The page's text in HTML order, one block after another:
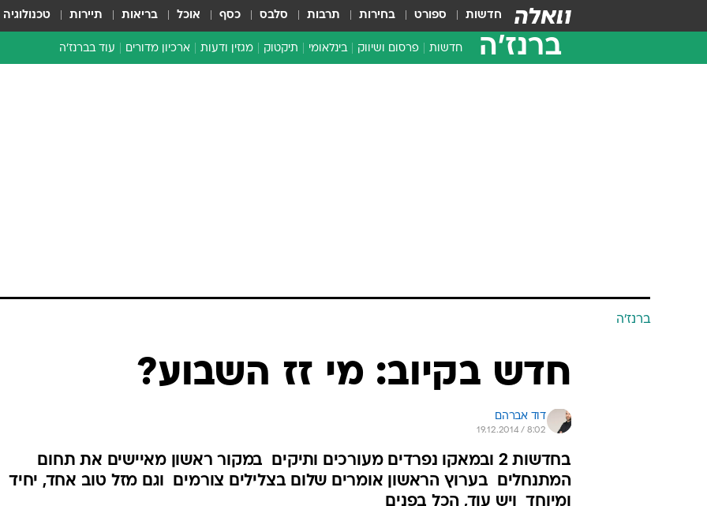
חדשות ספורט בחירות תרבות סלבס כסף אוכל בריאות תיירות טכנולוגיה
ברנז'ה חדשות פרסום ושיווק בינלאומי תיקטוק מגזין ודעות ארכיון מדורים עוד בברנז'ה
ברנז'ה
חדש בקיוב: מי זז השבוע?
דוד אברהם
19.12.2014 / 8:02
בחדשות 2 ובמאקו נפרדים מעורכים ותיקים  במקור ראשון מאיישים את תחום
המתנחלים  בערוץ הראשון אומרים שלום בצלילים צורמים  וגם מזל טוב אחד, יחיד
ומיוחד  ויש עוד, הכל בפנים